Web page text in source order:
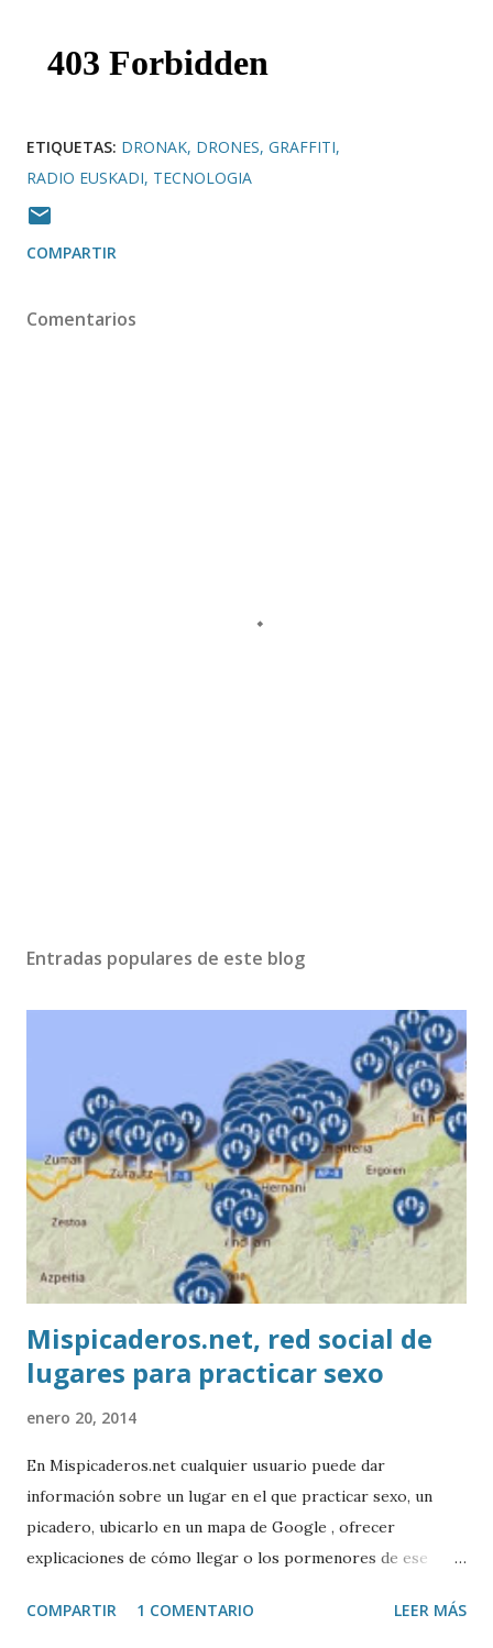
ETIQUETAS: DRONAK DRONES GRAFFITI
RADIO EUSKADI TECNOLOGIA
COMPARTIR
Comentarios
Entradas populares de este blog
Mispicaderos.net, red social de
lugares para practicar sexo
enero 20, 2014
En Mispicaderos.net cualquier usuario puede dar
información sobre un lugar en el que practicar sexo, un
picadero, ubicarlo en un mapa de Google , ofrecer
explicaciones de cómo llegar o los pormenores de ese
el creador de este portal. Descargar mp3
COMPARTIR 1 COMENTARIO LEER MÁS